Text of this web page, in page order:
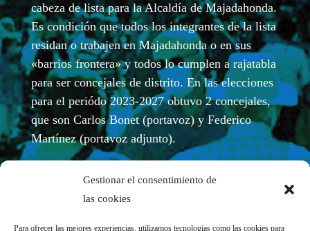
Gestionar el consentimiento de
las cookies
Para ofrecer las mejores experiencias, utilizamos tecnologías como las cookies para
cabeza de lista para la Alcaldía de Majadahonda.
Es condición que todos los integrantes de la lista
residan o trabajen en Majadahonda o en sus
«barrios frontera» y todos lo cumplen a rajatabla
para ser concejales de distrito. En las elecciones
para el periódo 2023-2027 obtuvo 2 concejales,
que son Carlos Bonet (portavoz) y Federico
Martínez (portavoz adjunto).